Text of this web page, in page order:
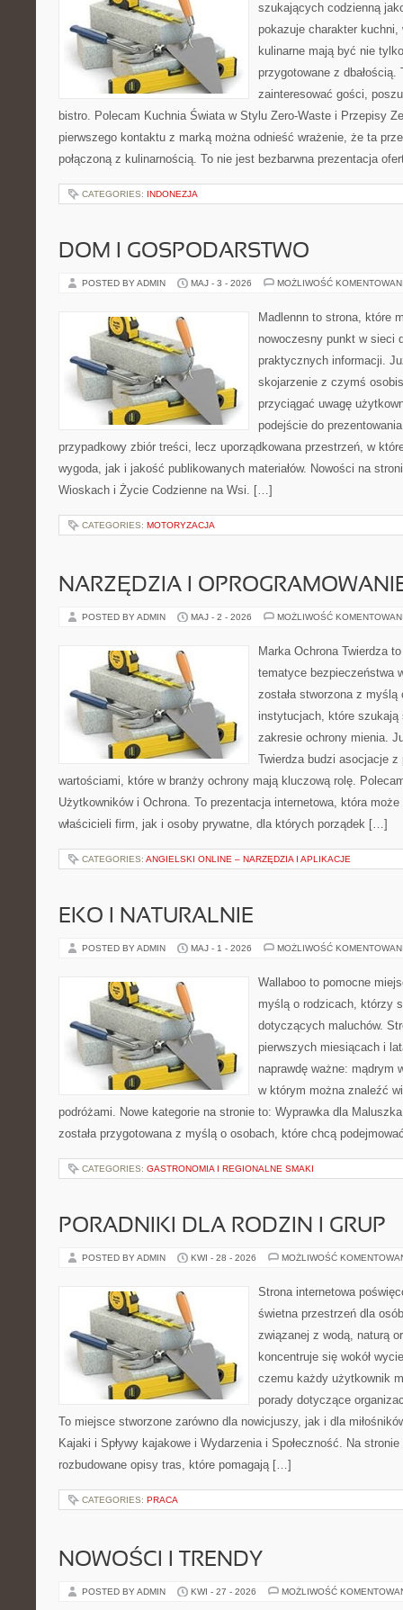
szukających codzienną
pokazuje charakter
kulinarne mają być nie
przygotowane z
zainteresować gości,
bistro. Polecam Kuchnia Świata w Stylu Zero-Waste i Przepisy
pierwszego kontaktu z marką można odnieść wrażenie, że ta
połączoną z kulinarnością. To nie jest bezbarwna prezentacja
CATEGORIES: INDONEZJA
DOM I GOSPODARSTWO
POSTED BY ADMIN MAJ - 3 - 2026 MOŻLIWOŚĆ
Madlennn to strona, które
nowoczesny punkt w sieci
praktycznych informacji.
skojarzenie z czymś
przyciągać uwagę
podejście do
przypadkowy zbiór treści, lecz uporządkowana przestrzeń, w
wygoda, jak i jakość publikowanych materiałów. Nowości na
Wioskach i Życie Codzienne na Wsi. […]
CATEGORIES: MOTORYZACJA
NARZĘDZIA I
POSTED BY ADMIN MAJ - 2 - 2026 MOŻLIWOŚĆ
Marka Ochrona Twierdza
tematyce bezpieczeństwa
została stworzona z
instytucjach, które szukają
zakresie ochrony mienia.
Twierdza budzi asocjacje
wartościami, które w branży ochrony mają kluczową rolę.
Użytkowników i Ochrona. To prezentacja internetowa, która
właścicieli firm, jak i osoby prywatne, dla których porządek […]
CATEGORIES: ANGIELSKI ONLINE – NARZĘDZIA I APLIKACJE
EKO I NATURALNIE
POSTED BY ADMIN MAJ - 1 - 2026 MOŻLIWOŚĆ
Wallaboo to pomocne
myślą o rodzicach, którzy
dotyczących maluchów.
pierwszych miesiącach i
naprawdę ważne: mądrym
w którym można znaleźć
podróżami. Nowe kategorie na stronie to: Wyprawka dla
została przygotowana z myślą o osobach, które chcą
CATEGORIES: GASTRONOMIA I REGIONALNE SMAKI
PORADNIKI DLA RODZIN I GRUP
POSTED BY ADMIN KWI - 28 - 2026 MOŻLIWOŚĆ
Strona internetowa
świetna przestrzeń dla
związanej z wodą, naturą
koncentruje się wokół
czemu każdy użytkownik
porady dotyczące
To miejsce stworzone zarówno dla nowicjuszy, jak i dla
Kajaki i Spływy kajakowe i Wydarzenia i Społeczność. Na
rozbudowane opisy tras, które pomagają […]
CATEGORIES: PRACA
NOWOŚCI I TRENDY
POSTED BY ADMIN KWI - 27 - 2026 MOŻLIWOŚĆ